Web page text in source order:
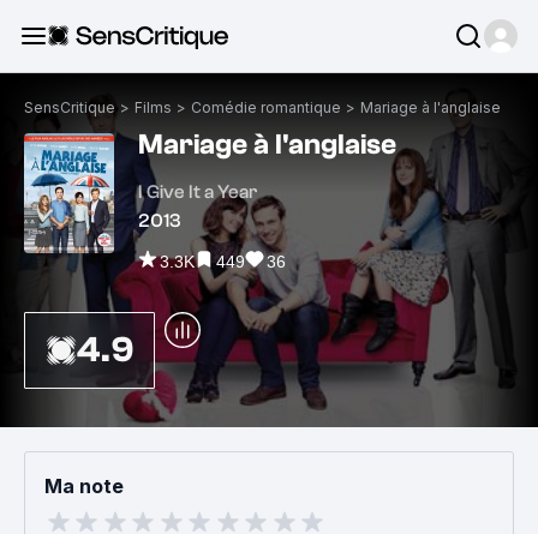
SensCritique > Films > Comédie romantique > Mariage à l'anglaise
Mariage à l'anglaise
I Give It a Year
2013
3.3K 449 36
4.9
Ma note